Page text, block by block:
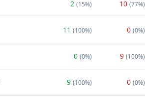
2 (15%) 10 (77%)
11 (100%) 0 (0%)
0 (0%) 9 (100%)
9 (100%) 0 (0%)